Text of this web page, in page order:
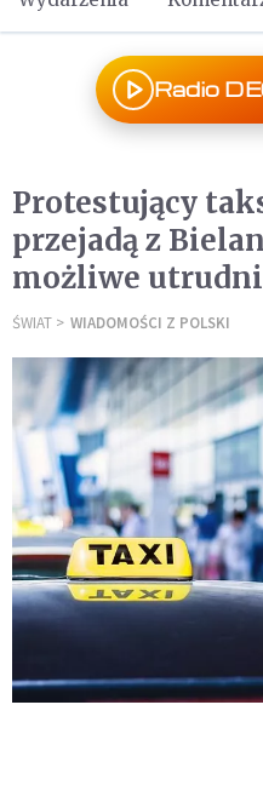
Radio
Protestujący
przejadą z
możliwe
ŚWIAT WIADOMOŚCI Z POLSKI